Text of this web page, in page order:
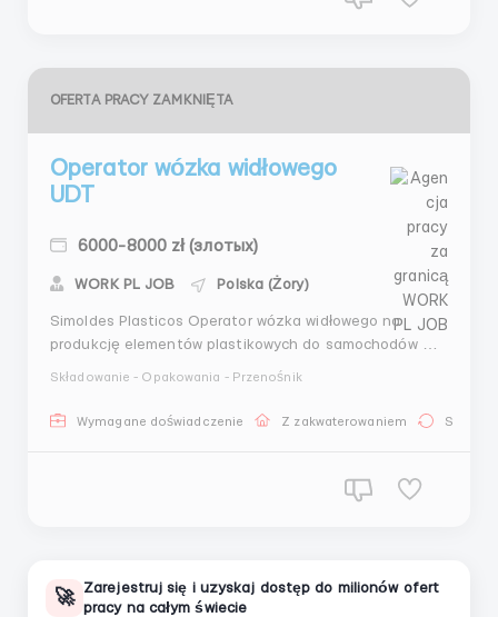
OFERTA PRACY ZAMKNIĘTA
Operator wózka widłowego
UDT
6000-8000 zł (злотых)
WORK PL JOB Polska (Żory)
Simoldes Plasticos Operator wózka widłowego na
produkcję elementów plastikowych do samochodów 🔍
Szukamy: mężczyzn w wieku do 40 lat Wszystkie
poziomie podstawowym 👌 Oferujemy:- Stabilne,
Składowanie - Opakowania - Przenośnik
Wymagane doświadczenie Z zakwaterowaniem Stała
🚀
Zarejestruj się i uzyskaj dostęp do milionów ofert
pracy na całym świecie